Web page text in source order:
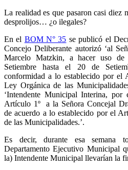
La realidad es que pasaron casi diez
desprolijos… ¿o ilegales?
En el BOM N° 35 se publicó el
Concejo Deliberante autorizó ‘al
Marcelo Matzkin, a hacer uso
Setiembre hasta el 20 de
conformidad a lo establecido por el
Ley Orgánica de las
‘Intendente Municipal Interina, por
Artículo 1º a la Señora Concejal
de acuerdo a lo establecido por el
de las Municipalidades.’.
Es decir, durante esa semana
Departamento Ejecutivo Municipal
la) Intendente Municipal llevarían la